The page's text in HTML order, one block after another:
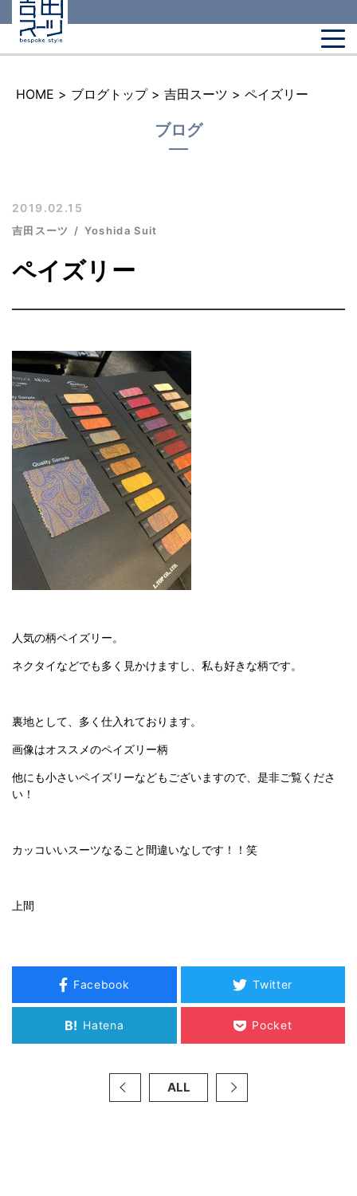
HOME > ブログトップ > 吉田スーツ > ペイズリー
ブログ
2019.02.15
吉田スーツ Yoshida Suit
ペイズリー
人気の柄ペイズリー。
ネクタイなどでも多く見かけますし、私も好きな柄です。
裏地として、多く仕入れております。
画像はオススメのペイズリー柄
他にも小さいペイズリーなどもございますので、是非ご覧くださ
い！
カッコいいスーツなること間違いなしです！！笑
上間
Facebook Twitter
B! Hatena Pocket
ALL